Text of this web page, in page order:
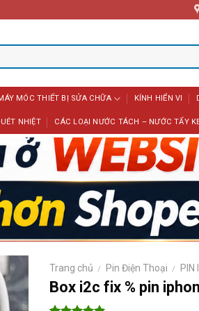
MÓC THIẾT BỊ SỬA CHỮA KÍNH HIỂN VI
NHIỆT CÁC LOẠI NƯỚC TÁCH – NƯỚC TẨY
Trang chủ / Pin Điện Thoại / PIN
Box i2c fix % pin